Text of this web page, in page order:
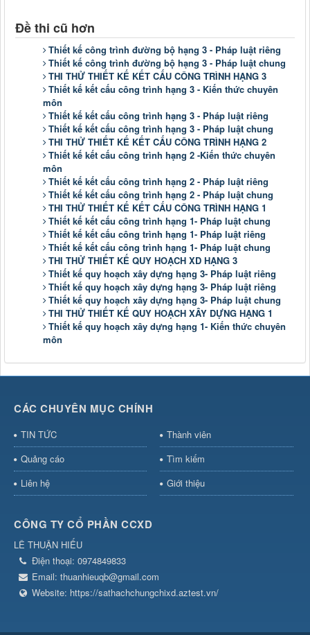
Đề thi cũ hơn
Thiết kế công trình đường bộ hạng 3 - Pháp luật riêng
Thiết kế công trình đường bộ hạng 3 - Pháp luật chung
THI THỬ THIẾT KẾ KẾT CẤU CÔNG TRÌNH HẠNG 3
Thiết kế kết cấu công trình hạng 3 - Kiến thức chuyên
môn
Thiết kế kết cấu công trình hạng 3 - Pháp luật riêng
Thiết kế kết cấu công trình hạng 3 - Pháp luật chung
THI THỬ THIẾT KẾ KẾT CẤU CÔNG TRÌNH HẠNG 2
Thiết kế kết cấu công trình hạng 2 -Kiến thức chuyên
môn
Thiết kế kết cấu công trình hạng 2 - Pháp luật riêng
Thiết kế kết cấu công trình hạng 2 - Pháp luật chung
THI THỬ THIẾT KẾ KẾT CẤU CÔNG TRÌNH HẠNG 1
Thiết kế kết cấu công trình hạng 1- Pháp luật chung
Thiết kế kết cấu công trình hạng 1- Pháp luật riêng
Thiết kế kết cấu công trình hạng 1- Pháp luật chung
THI THỬ THIẾT KẾ QUY HOẠCH XD HẠNG 3
Thiết kế quy hoạch xây dựng hạng 3- Pháp luật riêng
Thiết kế quy hoạch xây dựng hạng 3- Pháp luật riêng
Thiết kế quy hoạch xây dựng hạng 3- Pháp luật chung
THI THỬ THIẾT KẾ QUY HOẠCH XÂY DỰNG HẠNG 1
Thiết kế quy hoạch xây dựng hạng 1- Kiến thức chuyên
môn
CÁC CHUYÊN MỤC CHÍNH
TIN TỨC
Thành viên
Quảng cáo
Tìm kiếm
Liên hệ
Giới thiệu
CÔNG TY CỔ PHẦN CCXD
LÊ THUẬN HIẾU
Điện thoại: 0974849833
Email: thuanhieuqb@gmail.com
Website: https://sathachchungchixd.aztest.vn/